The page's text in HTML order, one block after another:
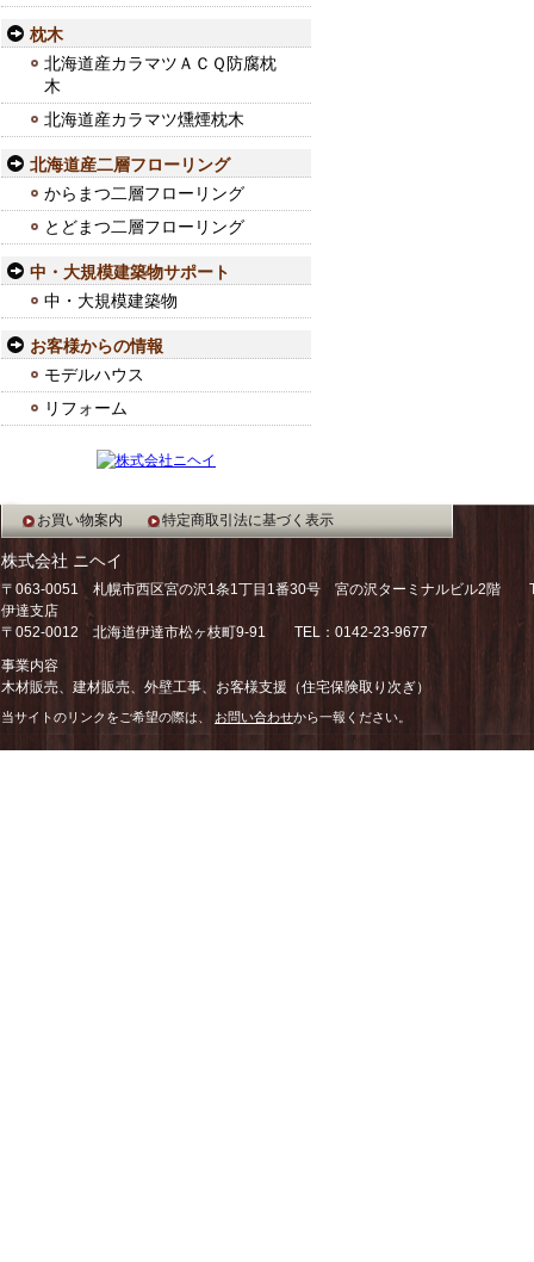
枕木
北海道産カラマツＡＣＱ防腐枕
木
北海道産カラマツ燻煙枕木
北海道産二層フローリング
からまつ二層フローリング
とどまつ二層フローリング
中・大規模建築物サポート
中・大規模建築物
お客様からの情報
モデルハウス
リフォーム
お買い物案内 特定商取引法に基づく表示
株式会社 ニヘイ
〒063-0051 札幌市西区宮の沢1条1丁目1番30号 宮の沢ターミナルビル2階
伊達支店
〒052-0012 北海道伊達市松ヶ枝町9-91 TEL：0142-23-9677
事業内容
木材販売、建材販売、外壁工事、お客様支援（住宅保険取り次ぎ）
当サイトのリンクをご希望の際は、 お問い合わせから一報ください。